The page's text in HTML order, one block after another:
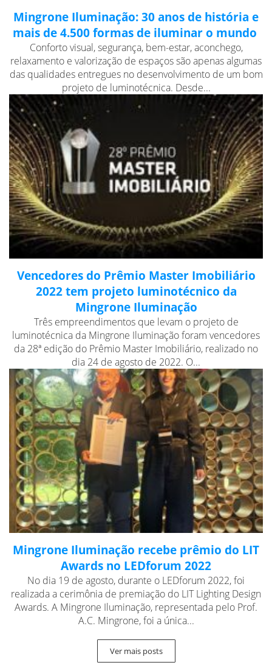
Mingrone Iluminação: 30 anos de história e
mais de 4.500 formas de iluminar o mundo
Conforto visual, segurança, bem-estar, aconchego,
relaxamento e valorização de espaços são apenas algumas
das qualidades entregues no desenvolvimento de um bom
projeto de luminotécnica. Desde...
Vencedores do Prêmio Master Imobiliário
2022 tem projeto luminotécnico da
Mingrone Iluminação
Três empreendimentos que levam o projeto de
luminotécnica da Mingrone Iluminação foram vencedores
da 28ª edição do Prêmio Master Imobiliário, realizado no
dia 24 de agosto de 2022. O...
Mingrone Iluminação recebe prêmio do LIT
Awards no LEDforum 2022
No dia 19 de agosto, durante o LEDforum 2022, foi
realizada a cerimônia de premiação do LIT Lighting Design
Awards. A Mingrone Iluminação, representada pelo Prof.
A.C. Mingrone, foi a única...
Ver mais posts